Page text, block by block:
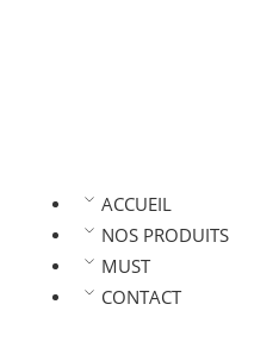
ACCUEIL
NOS PRODUITS
MUST
CONTACT